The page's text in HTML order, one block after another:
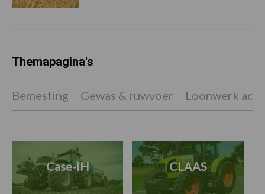
Themapagina's
Bemesting Gewas & ruwvoer Loonwerk
Case-IH CLAAS